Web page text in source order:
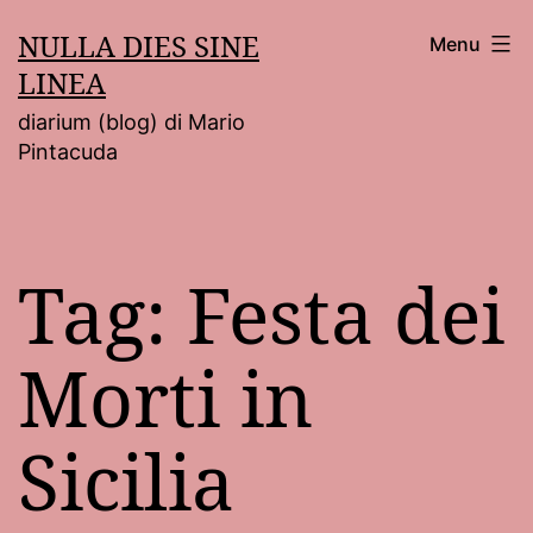
al
contenuto
NULLA DIES SINE
LINEA
diarium (blog) di Mario
Pintacuda
Menu
Tag: Festa dei
Morti in
Sicilia